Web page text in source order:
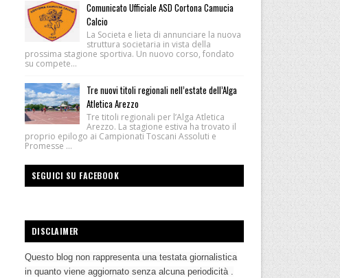
Comunicato Ufficiale ASD Cortona Camucia
Calcio
La Societa e lieta di annunciare la nuova
struttura societaria in vista della
prossima stagione sportiva. Un nuovo corso, fondato
su compete...
Tre nuovi titoli regionali nell’estate dell’Alga
Atletica Arezzo
Tre titoli regionali per l’Alga Atletica
Arezzo. La stagione estiva ha trovato il
proprio epilogo ai Campionati Toscani Assoluti e
Promesse ...
SEGUICI SU FACEBOOK
DISCLAIMER
Questo blog non rappresenta una testata giornalistica
in quanto viene aggiornato senza alcuna periodicità .